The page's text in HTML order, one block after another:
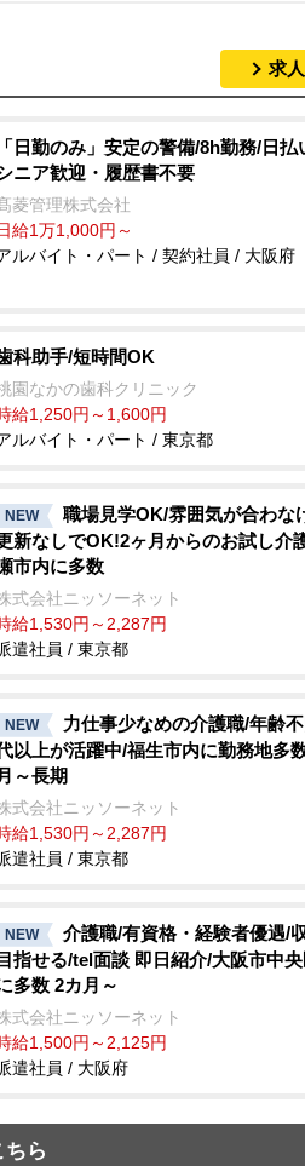
求
「日勤のみ」安定の警備/8h勤務/日払
ニア歓迎・履歴書不要
菱管理株式会社
給1万1,000円～
ルバイト・パート / 契約社員 / 大阪府
科助手/短時間OK
園なかの歯科クリニック
給1,250円～1,600円
ルバイト・パート / 東京都
NEW
職場見学OK/雰囲気が合わな
新なしでOK!2ヶ月からのお試し介
市内に多数
式会社ニッソーネット
給1,530円～2,287円
遣社員 / 東京都
NEW
力仕事少なめの介護職/年齢
以上が活躍中/福生市内に勤務地多
月～長期
式会社ニッソーネット
給1,530円～2,287円
遣社員 / 東京都
NEW
介護職/有資格・経験者優遇/
目指せる/tel面談 即日紹介/大阪市中
多数 2カ月～
式会社ニッソーネット
給1,500円～2,125円
遣社員 / 大阪府
ちら